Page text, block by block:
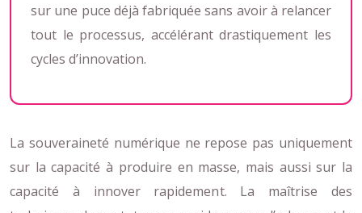
sur une puce déjà fabriquée sans avoir à relancer
tout le processus, accélérant drastiquement les
cycles d’innovation.
La souveraineté numérique ne repose pas uniquement
sur la capacité à produire en masse, mais aussi sur la
capacité à innover rapidement. La maîtrise des